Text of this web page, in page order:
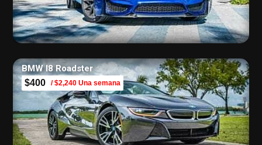
BMW I8 Roadster
$400 / $2,240 Una semana